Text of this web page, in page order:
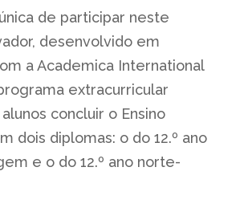
de participar neste
desenvolvido em
a Academica International
extracurricular
concluir o Ensino
dois diplomas: o do 12.º ano
e o do 12.º ano norte-